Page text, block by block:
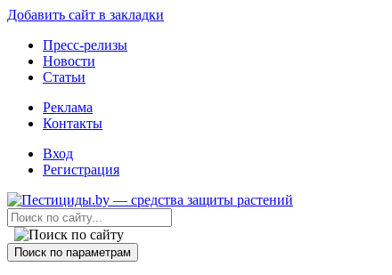
Добавить сайт в закладки
Пресс-релизы
Новости
Статьи
Реклама
Контакты
Вход
Регистрация
Поиск по параметрам